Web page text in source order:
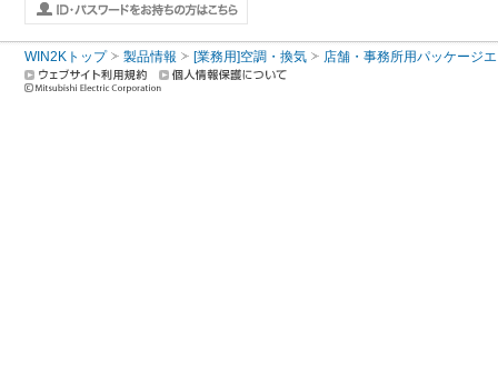
WIN2Kトップ 製品情報 [業務用]空調・換気 店舗・事務所用パッケージ